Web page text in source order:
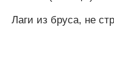
Лаги из бруса, не